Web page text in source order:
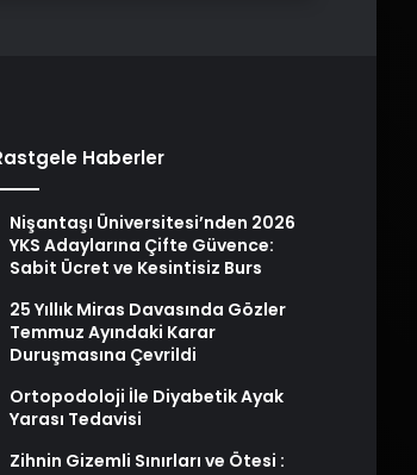
Haberler
Nişantaşı Üniversitesi’nden 2026
YKS Adaylarına Çifte Güvence:
Sabit Ücret ve Kesintisiz Burs
25 Yıllık Miras Davasında Gözler
Temmuz Ayındaki Karar
Duruşmasına Çevrildi
Ortopodoloji İle Diyabetik Ayak
Yarası Tedavisi
Zihnin Gizemli Sınırları ve Ötesi :